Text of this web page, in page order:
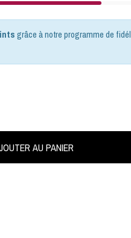
grâce à notre programme de
AU PANIER